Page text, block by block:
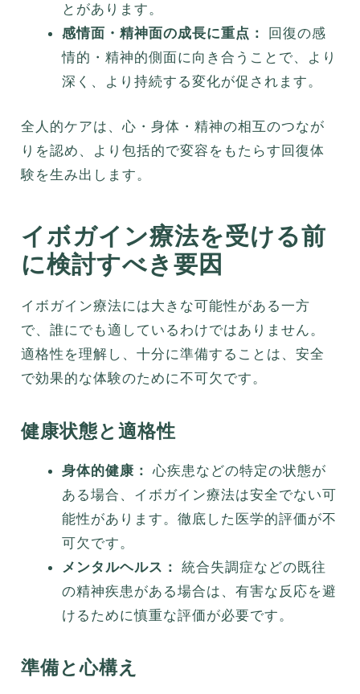
とがあります。
感情面・精神面の成長に重点：
回復の感
情的・精神的側面に向き合うことで、より
深く、より持続する変化が促されます。
全人的ケアは、心・身体・精神の相互のつなが
りを認め、より包括的で変容をもたらす回復体
験を生み出します。
イボガイン療法を受ける前
に検討すべき要因
イボガイン療法には大きな可能性がある一方
で、誰にでも適しているわけではありません。
適格性を理解し、十分に準備することは、安全
で効果的な体験のために不可欠です。
健康状態と適格性
身体的健康： 心疾患などの特定の状態が
ある場合、イボガイン療法は安全でない可
能性があります。徹底した医学的評価が不
可欠です。
メンタルヘルス： 統合失調症などの既往
の精神疾患がある場合は、有害な反応を避
けるために慎重な評価が必要です。
準備と心構え